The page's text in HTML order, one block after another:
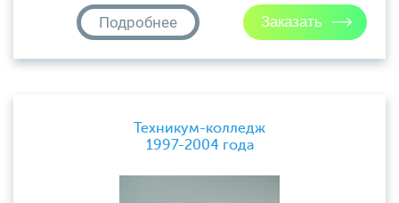
Подробнее
Техникум-колледж
1997-2004 года